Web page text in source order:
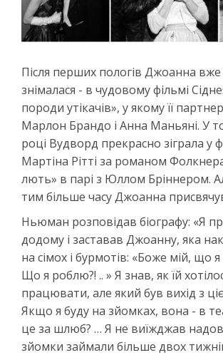
Після перших пологів Джоанна вже
знімалася - в чудовому фільмі
породи утікачів», у якому її
Марлон Брандо і Анна Маньяні. У
році Вудворд прекрасно зіграла у
Мартіна Рітті за романом
лють» в парі з Юллом Бріннером.
тим більше часу Джоанна
Ньюман розповідав біографу: «Я
додому і заставав Джоанну, яка
на сімох і бурмотів: «Боже мій, що
Що я роблю?! .. » Я знав, як їй
працювати, але який був вихід з
Якщо я буду на зйомках, вона - в
це за шлюб? … Я не виїжджав
зйомки займали більше двох